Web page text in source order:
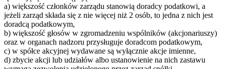
a) większość członków zarządu stanowią doradcy podatkowi, a
jeżeli zarząd składa się z nie więcej niż 2 osób, to jedna z nich jest
doradcą podatkowym,
b) większość głosów w zgromadzeniu wspólników (akcjonariuszy)
oraz w organach nadzoru przysługuje doradcom podatkowym,
c) w spółce akcyjnej wydawane są wyłącznie akcje imienne,
d) zbycie akcji lub udziałów albo ustanowienie na nich zastawu